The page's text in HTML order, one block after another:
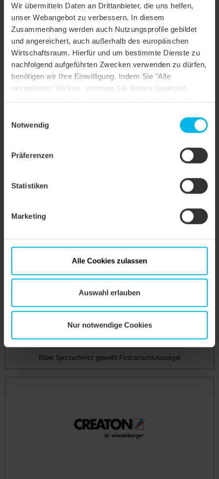
Wir übermitteln Daten an Drittanbieter, die uns helfen,
unser Webangebot zu verbessern. In diesem
Zusammenhang werden auch Nutzungsprofile gebildet
und angereichert, auch außerhalb des europäischen
Wirtschaftsraum. Hierfür und um bestimmte Dienste zu
nachfolgend aufgeführten Zwecken verwenden zu dürfen,
benötigen wir Ihre Einwilligung. Indem Sie "Alle
akzeptieren" klicken, stimmen Sie diesen (jederzeit
Einstellungen ändern oder die Datenverarbeitung
Notwendig
Präferenzen
Statistiken
Marketing
Alle Cookies zulassen
Auswahl erlauben
Nur notwendige Cookies
Biber Spitzschnitt gewellt Längshalber
Biber Spitzschnitt gewellt Flächenlüfterziegel LQ 10 cm²
Biber Spitzschnitt gewellt Firstanschlussziegel